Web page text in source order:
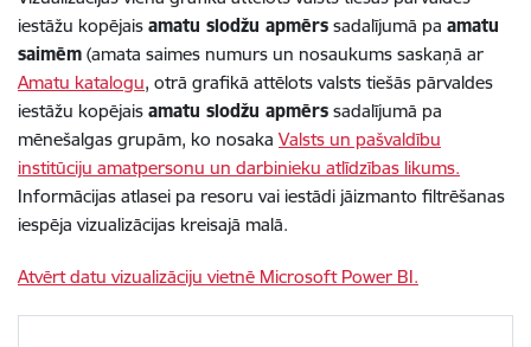
iestāžu kopējais amatu slodžu apmērs sadalījumā pa amatu
saimēm (amata saimes numurs un nosaukums saskaņā ar
Amatu katalogu, otrā grafikā attēlots valsts tiešās pārvaldes
iestāžu kopējais amatu slodžu apmērs sadalījumā pa
mēnešalgas grupām, ko nosaka Valsts un pašvaldību
institūciju amatpersonu un darbinieku atlīdzības likums.
Informācijas atlasei pa resoru vai iestādi jāizmanto filtrēšanas
iespēja vizualizācijas kreisajā malā.
Atvērt datu vizualizāciju vietnē Microsoft Power BI.